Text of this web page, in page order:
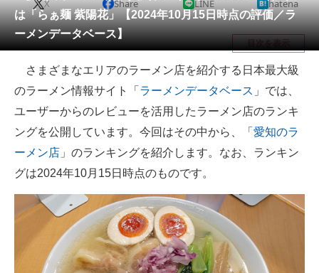
メディア
注目記事を集めた総合ページ
ITの今と未来を見通す
スマホと通信の最新トレンド
進化するPCとデバイスの未来
好きが集まる 比べて選べる
ビジネスと働き方のヒント
AI活用のいまが分かる
企業ITのトレンドを詳説
は「らぁ麺 紫陽花」【2024年10月15日時点の評価／ラ
ーメンデータベース】
X Share LINE hatena
目次を表示
さまざまなエリアのラーメン店を紹介する日本最大級
のラーメン情報サイト「 ラーメンデータベース 」では、
ユーザーからのレビューを活用したラーメン店のランキ
ングを公開しています。今回はその中から、「 愛知のラ
ーメン店 」のランキングを紹介します。なお、ランキン
グは2024年10月15日時点のものです。